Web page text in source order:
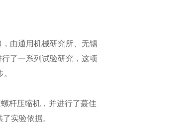
由通用机械研究所、无锡
了一系列试验研究，这项
杆压缩机，并进行了蕞佳
实验依据。